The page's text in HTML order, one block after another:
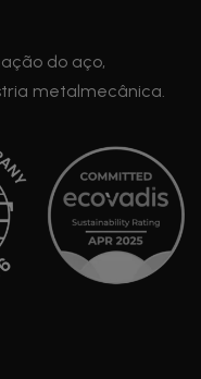
do aço,
metalmecânica.